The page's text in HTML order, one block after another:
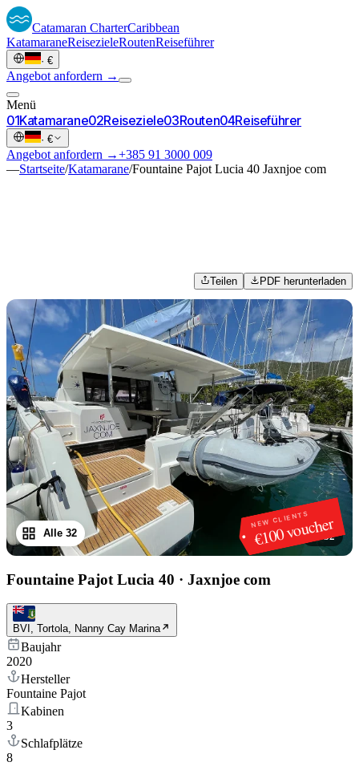
Catamaran CharterCaribbean
KatamaraneReisezieleRoutenReiseführer
· €
Angebot anfordern →
Menü
01Katamarane02Reiseziele03Routen04Reiseführer
· €
Angebot anfordern →+385 91 3000 009
—Startseite/Katamarane/Fountaine Pajot Lucia 40 Jaxnjoe com
Teilen PDF herunterladen
NEW CLIENTS
€100 voucher
1/32
Alle 32
Fountaine Pajot Lucia 40 · Jaxnjoe com
BVI, Tortola, Nanny Cay Marina
Baujahr
2020
Hersteller
Fountaine Pajot
Kabinen
3
Schlafplätze
8